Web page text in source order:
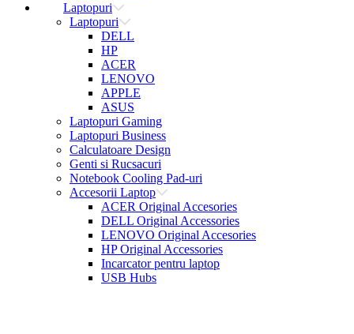
Laptopuri
Laptopuri
DELL
HP
ACER
LENOVO
APPLE
ASUS
Laptopuri Gaming
Laptopuri Business
Calculatoare Design
Genti si Rucsacuri
Notebook Cooling Pad-uri
Accesorii Laptop
ACER Original Accesories
DELL Original Accessories
LENOVO Original Accesories
HP Original Accessories
Incarcator pentru laptop
USB Hubs